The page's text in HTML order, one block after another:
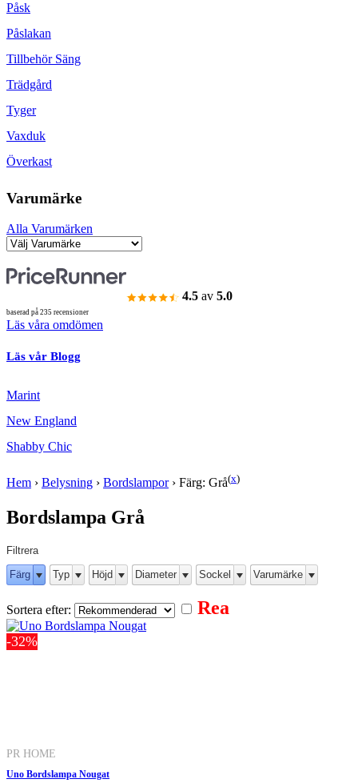
Påsk
Påslakan
Tillbehör Säng
Trädgård
Tyger
Vaxduk
Överkast
Varumärke
Alla Varumärken
4.5 av 5.0
baserad på 235 recensioner
Läs våra omdömen
Läs vår Blogg
Marint
New England
Shabby Chic
Hem › Belysning › Bordslampor› Färg: Grå(x)
Bordslampa Grå
Filtrera
Färg
Typ Höjd Diameter Sockel Varumärke
Sortera efter: Rea
-32%
PR HOME
Uno Bordslampa Nougat